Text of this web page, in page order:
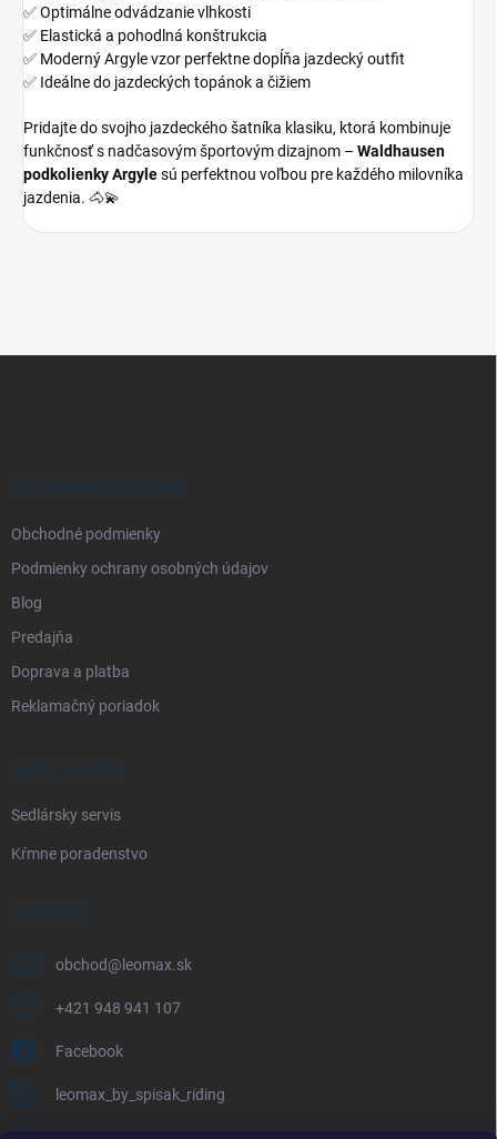
✅ Optimálne odvádzanie vlhkosti
✅ Elastická a pohodlná konštrukcia
✅ Moderný Argyle vzor perfektne dopĺňa jazdecký outfit
✅ Ideálne do jazdeckých topánok a čižiem
Pridajte do svojho jazdeckého šatníka klasiku, ktorá kombinuje
funkčnosť s nadčasovým športovým dizajnom – Waldhausen
podkolienky Argylesú perfektnou voľbou pre každého milovníka
jazdenia. 🐴💫
INFORMÁCIE PRE VÁS
Obchodné podmienky
Podmienky ochrany osobných údajov
Blog
Predajňa
Doprava a platba
Reklamačný poriadok
NAŠE SLUŽBY
Sedlársky servis
Kŕmne poradenstvo
KONTAKT
obchod@ leomax.sk
+421 948 941 107
Facebook
leomax_by_spisak_riding